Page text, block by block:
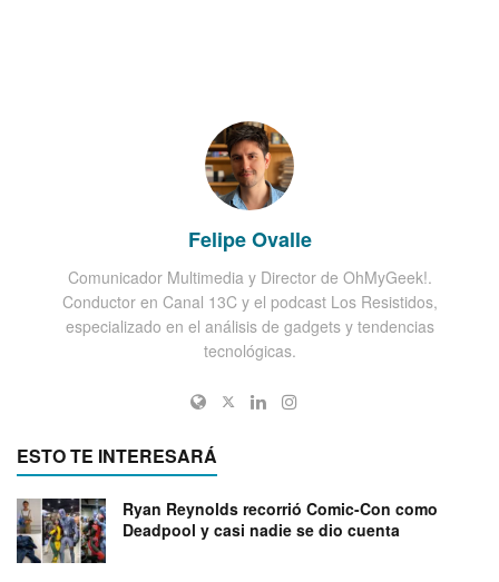
Felipe Ovalle
Comunicador Multimedia y Director de OhMyGeek!.
Conductor en Canal 13C y el podcast Los Resistidos,
especializado en el análisis de gadgets y tendencias
tecnológicas.
ESTO TE INTERESARÁ
Ryan Reynolds recorrió Comic-Con como
Deadpool y casi nadie se dio cuenta